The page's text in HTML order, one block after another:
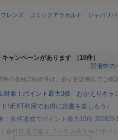
フレンズ コミックアラカルト ジャパリパ
ャンペーンがあります
（10件）
開催中の
の各種詳細条件は、必ず各説明頁でご確認
対象！ポイント最大3倍 おかえりキャ
ドNEXT利用でお得に読書を楽しもう♪
！条件達成でポイント最大10倍 2026/8/
条件達成で楽天ブックス購入分がポイ